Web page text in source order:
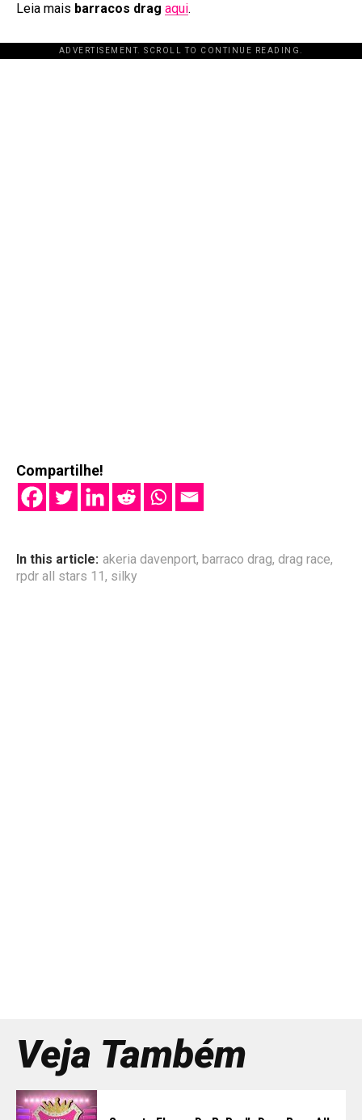
Leia mais barracos drag aqui.
ADVERTISEMENT. SCROLL TO CONTINUE READING.
Compartilhe!
In this article: akeria davenport, barraco drag, drag race,
rpdr all stars 11, silky
Veja Também